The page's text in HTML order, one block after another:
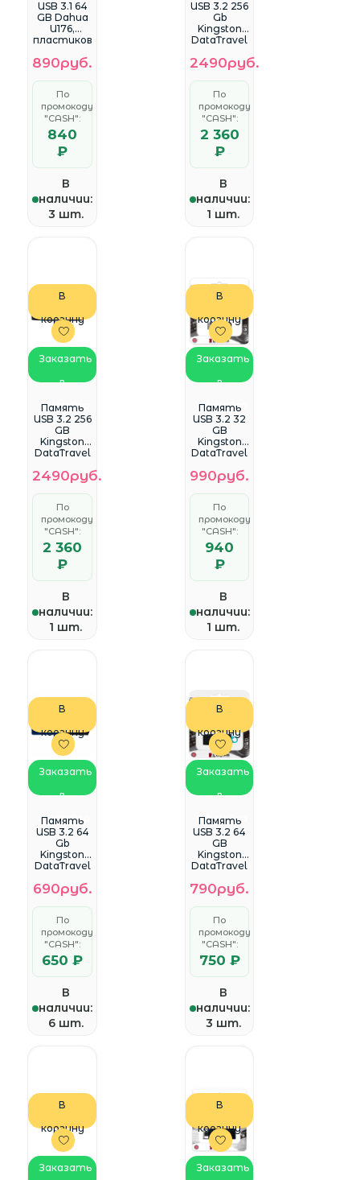
USB 3.1 64
GB Dahua
U176,
пластиков
USB-U176-
31-64G)
890руб.
По
промокоду
"CASH":
840
₽
В
наличии:
3 шт.
USB 3.2 256
Gb
Kingston
DataTravel
M, черный/
бирюзовы
й
(DTXM/256
GB)
2490руб.
По
промокоду
"CASH":
2 360
₽
В
наличии:
1 шт.
В
корзину
Заказать
в
WhatsApp
Память
USB 3.2 256
GB
Kingston
DataTravel
черный
(DTX/256GB
)
2490руб.
По
промокоду
"CASH":
2 360
₽
В
наличии:
1 шт.
В
корзину
Заказать
в
WhatsApp
Память
USB 3.2 32
GB
Kingston
DataTravel
металл/
черный
(DTKN/32G
B)
990руб.
По
промокоду
"CASH":
940
₽
В
наличии:
1 шт.
В
корзину
Заказать
в
WhatsApp
Память
USB 3.2 64
Gb
Kingston
DataTravel
M, черный/
синий
(DTXM/64G
B)
690руб.
По
промокоду
"CASH":
650 ₽
В
наличии:
6 шт.
В
корзину
Заказать
в
WhatsApp
Память
USB 3.2 64
GB
Kingston
DataTravel
черный/
голубой
(DTX/64GB)
790руб.
По
промокоду
"CASH":
750 ₽
В
наличии:
3 шт.
В
корзину
Заказать
В
корзину
Заказать